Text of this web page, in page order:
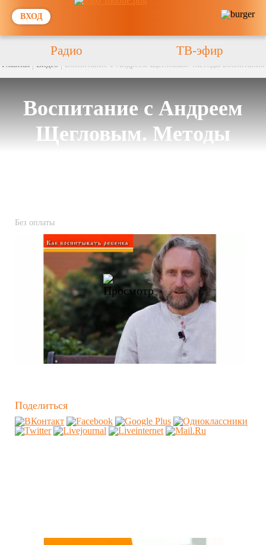
ВХОД
Радио ТВ-эфир
Главная Видео Воспитание с Андреем Щегловым. Методы воспитания
Воспитание с Андреем
Щегловым. Методы
Без оплаты
Поделиться